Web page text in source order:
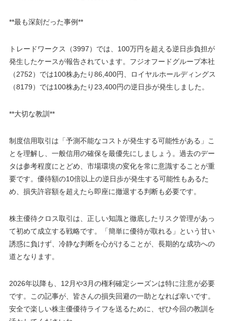
**最も深刻だった事例**
トレードワークス（3997）では、100万円を超える逆日歩負担が
発生したケースが報告されています。フジオフードグループ本社
（2752）では100株あたり86,400円、ロイヤルホールディングス
（8179）では100株あたり23,400円の逆日歩が発生しました。
**大切な教訓**
制度信用取引は「予測不能なコストが発生する可能性がある」こ
とを理解し、一般信用の確保を最優先にしましょう。過去のデー
タは参考程度にとどめ、市場環境の変化を常に意識することが重
要です。優待額の10倍以上の逆日歩が発生する可能性もあるた
め、損失許容額を超えたら即座に撤退する判断も必要です。
株主優待クロス取引は、正しい知識と徹底したリスク管理があっ
て初めて成立する戦略です。「簡単に優待が取れる」という甘い
誘惑に負けず、冷静な判断を心がけることが、長期的な成功への
道となります。
2026年以降も、12月や3月の権利確定シーズンは特に注意が必要
です。この記事が、皆さんの損失回避の一助となれば幸いです。
安全で楽しい株主優優待ライフを送るために、ぜひ今回の教訓を